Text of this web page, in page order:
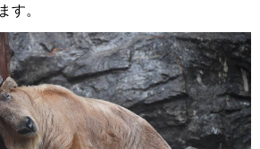
す。